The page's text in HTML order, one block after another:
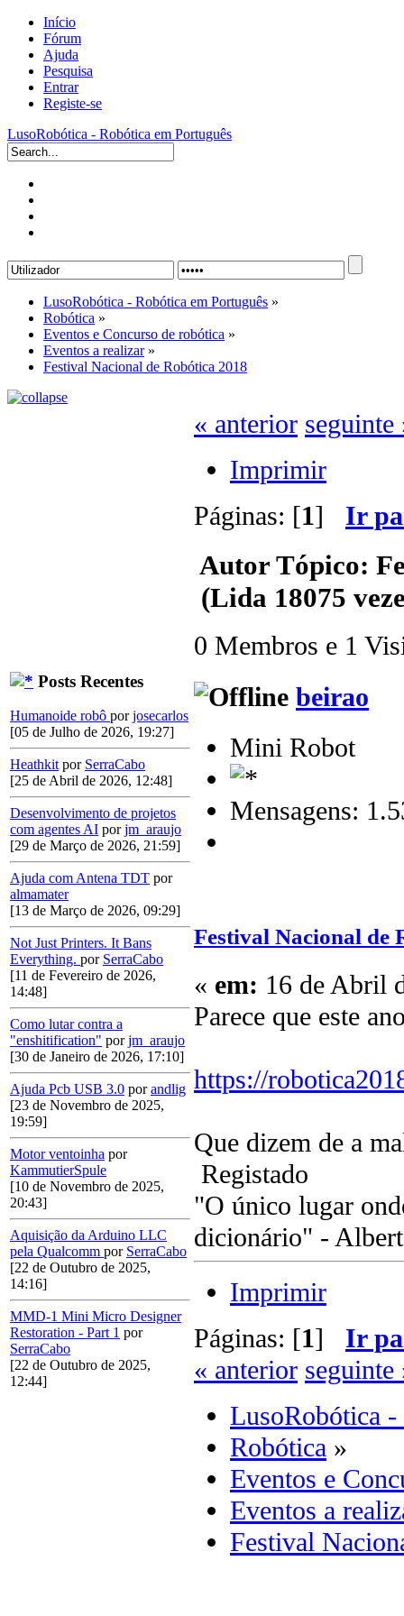
Início
Fórum
Ajuda
Pesquisa
Entrar
Registe-se
LusoRobótica - Robótica em Português
LusoRobótica - Robótica em Português »
Robótica »
Eventos e Concurso de robótica »
Eventos a realizar»
Festival Nacional de Robótica 2018
Posts Recentes
Humanoide robô porjosecarlos
[05 de Julho de 2026, 19:27]
Heathkit por SerraCabo
[25 de Abril de 2026, 12:48]
Desenvolvimento de projetos
com agentes AI porjm_araujo
[29 de Março de 2026, 21:59]
Ajuda com Antena TDT por
almamater
[13 de Março de 2026, 09:29]
Not Just Printers. It Bans
Everything. por SerraCabo
[11 de Fevereiro de 2026,
14:48]
Como lutar contra a
"enshitification" porjm_araujo
[30 de Janeiro de 2026, 17:10]
Ajuda Pcb USB 3.0 porandlig
[23 de Novembro de 2025,
19:59]
Motor ventoinha por
KammutierSpule
[10 de Novembro de 2025,
20:43]
Aquisição da Arduino LLC
pela Qualcomm por SerraCabo
[22 de Outubro de 2025,
14:16]
MMD-1 Mini Micro Designer
Restoration - Part 1 por
SerraCabo
[22 de Outubro de 2025,
12:44]
« anterior seguinte
Imprimir
Páginas: [1] Ir
AutorTópico:
(Lida 18075
0 Membros e 1
beirao
Mini Robot
Mensagens:
Festival Nacional de
« em: 16 de Abril
Parece que este
https://
Que dizem de a
Registado
"O único lugar
dicionário" -
Imprimir
Páginas: [1] Ir
« anterior seguinte
LusoRobótica -
Robótica »
Eventos e
Eventos a
Festival